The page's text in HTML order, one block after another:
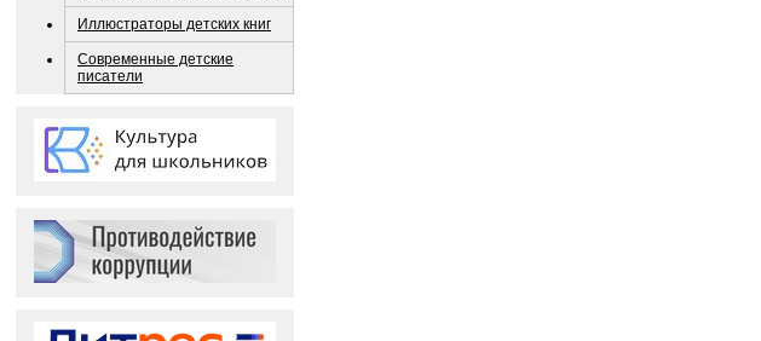
Иллюстраторы детских книг
Современные детские
писатели